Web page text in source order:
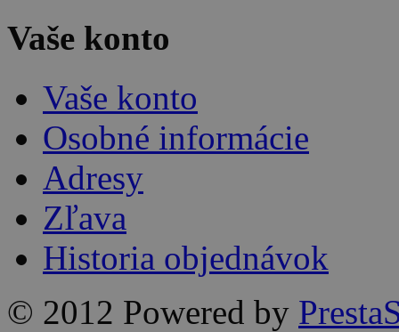
Vaše konto
Vaše konto
Osobné informácie
Adresy
Zľava
Historia objednávok
© 2012 Powered by